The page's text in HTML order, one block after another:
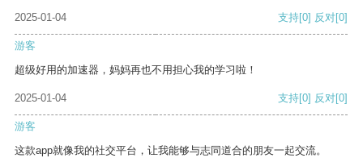
2025-01-04
支持[0] 反对[0]
游客
超级好用的加速器，妈妈再也不用担心我的学习啦！
2025-01-04 支持[0] 反对[0]
游客
这款app就像我的社交平台，让我能够与志同道合的朋友一起交流。